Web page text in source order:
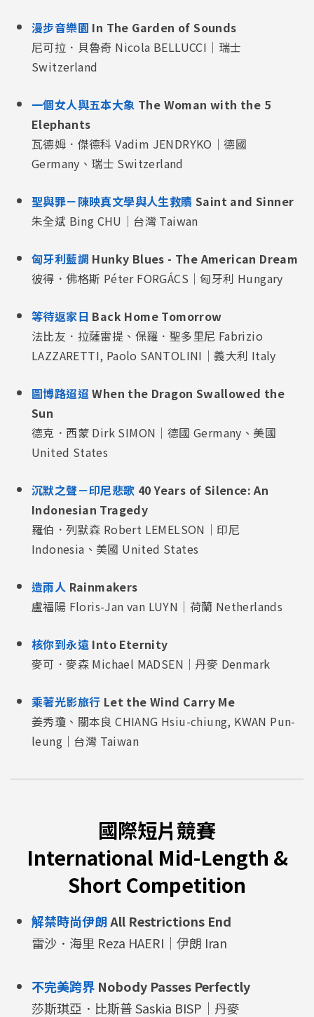
漫步音樂園 In The Garden of Sounds
尼可拉．貝魯奇 Nicola BELLUCCI｜瑞士
Switzerland
一個女人與五本大象 The Woman with the 5
Elephants
瓦德姆．傑德科 Vadim JENDRYKO｜德國
Germany、瑞士 Switzerland
聖與罪－陳映真文學與人生救贖 Saint and Sinner
朱全斌 Bing CHU｜台灣 Taiwan
匈牙利藍調 Hunky Blues - The American Dream
彼得．佛格斯 Péter FORGÁCS｜匈牙利 Hungary
等待返家日 Back Home Tomorrow
法比友．拉薩雷提、保羅．聖多里尼 Fabrizio
LAZZARETTI, Paolo SANTOLINI｜義大利 Italy
圖博路迢迢 When the Dragon Swallowed the
Sun
德克．西蒙 Dirk SIMON｜德國 Germany、美國
United States
沉默之聲－印尼悲歌 40 Years of Silence: An
Indonesian Tragedy
羅伯．列默森 Robert LEMELSON｜印尼
Indonesia、美國 United States
造雨人 Rainmakers
盧福陽 Floris-Jan van LUYN｜荷蘭 Netherlands
核你到永遠 Into Eternity
麥可．麥森 Michael MADSEN｜丹麥 Denmark
乘著光影旅行 Let the Wind Carry Me
姜秀瓊、關本良 CHIANG Hsiu-chiung, KWAN Pun-
leung｜台灣 Taiwan
國際短片競賽
International Mid-Length &
Short Competition
解禁時尚伊朗All Restrictions End
雷沙．海里 Reza HAERI｜伊朗 Iran
不完美跨界 Nobody Passes Perfectly
莎斯琪亞．比斯普 Saskia BISP｜丹麥